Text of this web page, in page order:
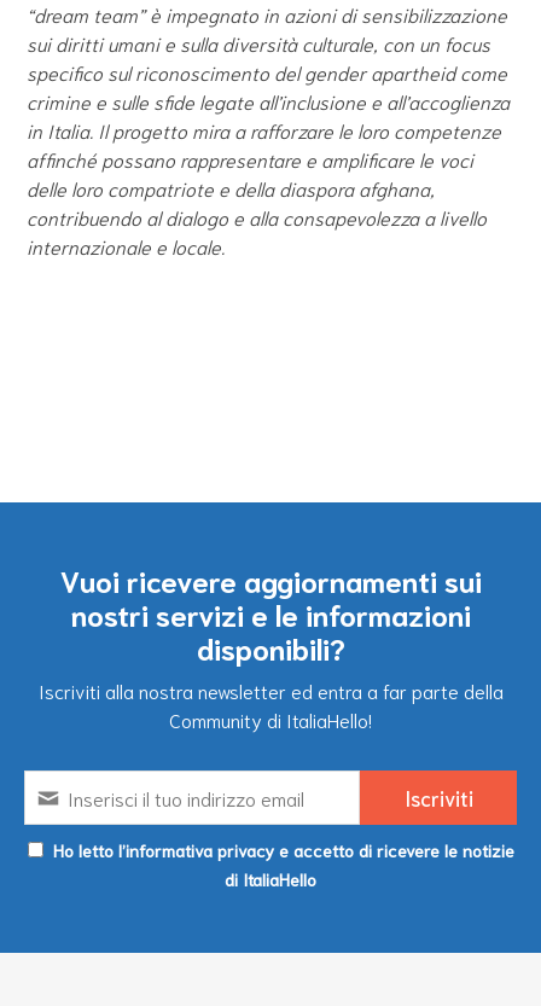
“dream team” è impegnato in azioni di sensibilizzazione
sui diritti umani e sulla diversità culturale, con un focus
specifico sul riconoscimento del gender apartheid come
crimine e sulle sfide legate all’inclusione e all’accoglienza
in Italia. Il progetto mira a rafforzare le loro competenze
affinché possano rappresentare e amplificare le voci
delle loro compatriote e della diaspora afghana,
contribuendo al dialogo e alla consapevolezza a livello
internazionale e locale.
Vuoi ricevere aggiornamenti sui
nostri servizi e le informazioni
disponibili?
Iscriviti alla nostra newsletter ed entra a far parte della
Community di ItaliaHello!
Ho letto l’informativa privacy e accetto di ricevere le notizie
di ItaliaHello